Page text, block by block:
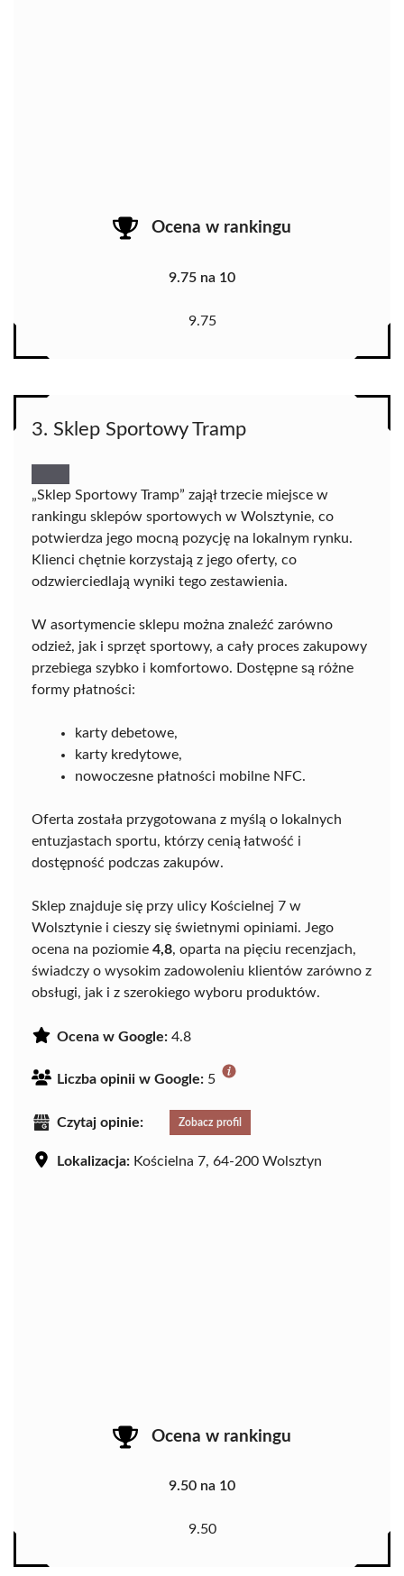
Ocena w rankingu
9.75 na 10
9.75
3. Sklep Sportowy Tramp
„Sklep Sportowy Tramp” zajął trzecie miejsce w
rankingu sklepów sportowych w Wolsztynie, co
potwierdza jego mocną pozycję na lokalnym rynku.
Klienci chętnie korzystają z jego oferty, co
odzwierciedlają wyniki tego zestawienia.
W asortymencie sklepu można znaleźć zarówno
odzież, jak i sprzęt sportowy, a cały proces zakupowy
przebiega szybko i komfortowo. Dostępne są różne
formy płatności:
karty debetowe,
karty kredytowe,
nowoczesne płatności mobilne NFC.
Oferta została przygotowana z myślą o lokalnych
entuzjastach sportu, którzy cenią łatwość i
dostępność podczas zakupów.
Sklep znajduje się przy ulicy Kościelnej 7 w
Wolsztynie i cieszy się świetnymi opiniami. Jego
ocena na poziomie 4,8, oparta na pięciu recenzjach,
świadczy o wysokim zadowoleniu klientów zarówno z
obsługi, jak i z szerokiego wyboru produktów.
Ocena w Google: 4.8
Liczba opinii w Google: 5
Czytaj opinie: Zobacz profil
Lokalizacja: Kościelna 7, 64-200 Wolsztyn
Ocena w rankingu
9.50 na 10
9.50